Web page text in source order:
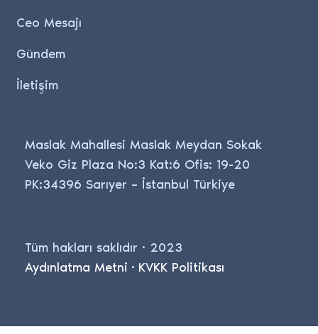
Ceo Mesajı
Gündem
İletişim
Maslak Mahallesi Maslak Meydan Sokak
Veko Giz Plaza No:3 Kat:6 Ofis: 19-20
PK:34396 Sarıyer – İstanbul Türkiye
Tüm hakları saklıdır · 2023
Aydınlatma Metni · KVKK Politikası